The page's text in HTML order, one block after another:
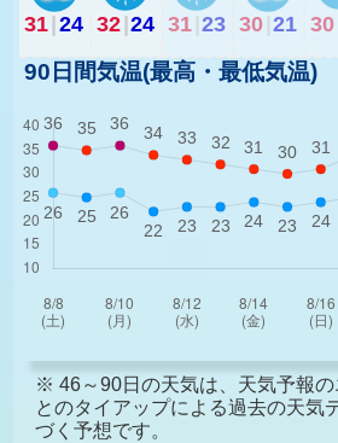
31|24 32|24 31 23 30 21 30
90日間気温(最高・最低気温)
※ 46～90日の天気は、天気予報の
とのタイアップによる過去の天気
づく予想です。